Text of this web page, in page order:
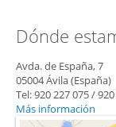
Dónde
Avda. de España, 7
05004 Ávila (España)
Tel: 920 227 075 /
Más información